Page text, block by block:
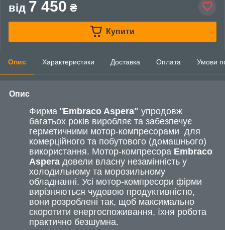
від 7 450 ₴
Купити
Опис Характеристики Доставка Оплата Умови
Опис
Фирма "Embraco Aspera" упродовж
багатьох років виробляє та забезпечує
герметичними мотор-компресорами для
комерційного та побутового (домашнього)
використання. Мотор-компресора Embraco
Aspera довели власну незамінність у
холодильному та морозильному
обладнанні. Усі мотор-компресори фірми
вирізняються чудовою продуктивністю,
вони розроблені так, щоб максимально
скоротити енергоспоживання, їхня робота
практично безшумна.